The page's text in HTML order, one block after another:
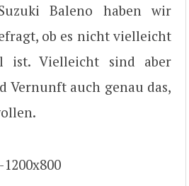
Baleno haben wir
ob es nicht vielleicht
ist. Vielleicht sind aber
Vernunft auch genau das,